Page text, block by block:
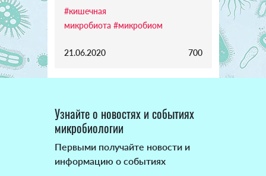
#кишечная
микробиота #микробиом
21.06.2020 700
Узнайте о новостях и событиях
микробиологии
Первыми получайте новости и
информацию о событиях